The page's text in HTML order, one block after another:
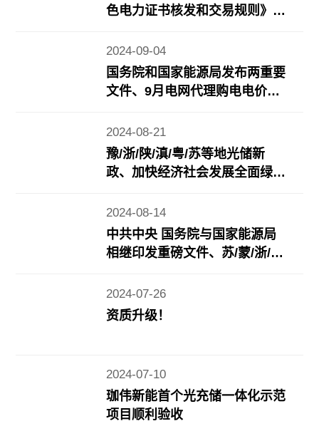
色电力证书核发和交易规则》、
方风光储新政……
2024-09-04
国务院和国家能源局发布两重要
文件、9月电网代理购电电价公
政策更新……
2024-08-21
豫/浙/陕/滇/粤/苏等地光储新
政、加快经济社会发展全面绿色
月份能源生产情况》发布……
2024-08-14
中共中央 国务院与国家能源局
相继印发重磅文件、苏/蒙/浙/鲁
2024-07-26
资质升级！
2024-07-10
珈伟新能首个光充储一体化示范
项目顺利验收